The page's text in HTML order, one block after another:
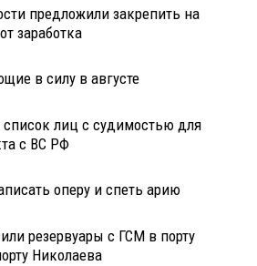
предложили закрепить на
заработка
в силу в августе
лиц с судимостью для
с ВС РФ
оперу и спеть арию
резервуары с ГСМ в порту
Николаева